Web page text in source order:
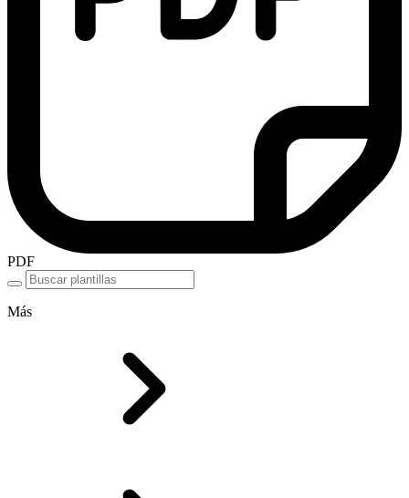
PDF
Más